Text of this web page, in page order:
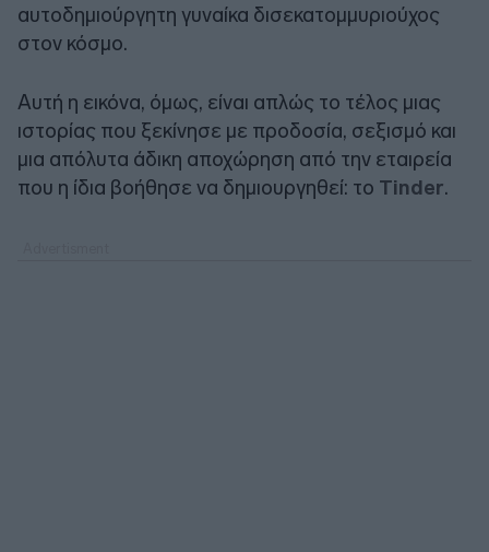
αυτοδημιούργητη γυναίκα δισεκατομμυριούχος
στον κόσμο.
Αυτή η εικόνα, όμως, είναι απλώς το τέλος μιας
ιστορίας που ξεκίνησε με προδοσία, σεξισμό και
μια απόλυτα άδικη αποχώρηση από την εταιρεία
που η ίδια βοήθησε να δημιουργηθεί: το Tinder.